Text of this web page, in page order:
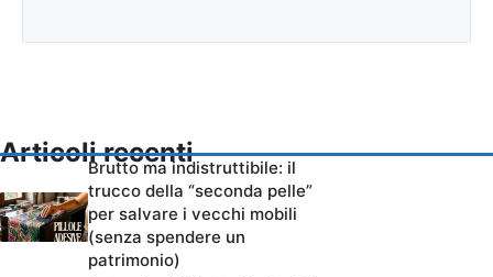
Articoli recenti
Brutto ma indistruttibile: il
trucco della “seconda pelle”
per salvare i vecchi mobili
(senza spendere un
patrimonio)